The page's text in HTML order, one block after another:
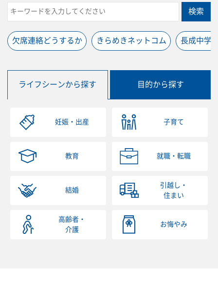
検索
欠席連絡どうするか きらめきネットコム 長成中学
ライフシーンから探す 目的から探す
妊娠・出産 子育て
教育 就職・転職
結婚
引越し・
住まい
高齢者・
介護
お悔やみ